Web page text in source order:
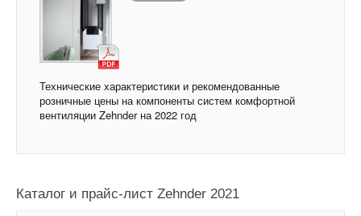
Технические характеристики и рекомендованные
розничные цены на компоненты систем комфортной
вентиляции Zehnder на 2022 год
Каталог и прайс-лист Zehnder 2021